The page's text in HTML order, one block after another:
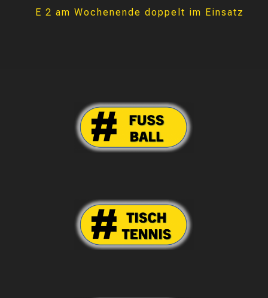
E 2 am Wochenende doppelt im Einsatz